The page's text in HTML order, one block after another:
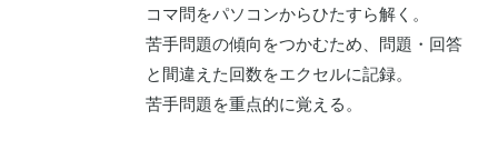
コマ問をパソコンからひたすら解く。
苦手問題の傾向をつかむため、問題・回答
と間違えた回数をエクセルに記録。
苦手問題を重点的に覚える。